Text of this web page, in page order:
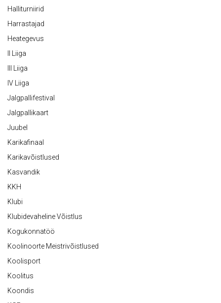
Halliturniirid
Harrastajad
Heategevus
II Liiga
III Liiga
IV Liiga
Jalgpallifestival
Jalgpallikaart
Juubel
Karikafinaal
Karikavõistlused
Kasvandik
KKH
Klubi
Klubidevaheline Võistlus
Kogukonnatöö
Koolinoorte Meistrivõistlused
Koolisport
Koolitus
Koondis